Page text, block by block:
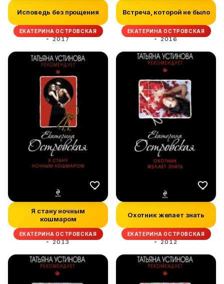
Исповедь без прощения
ЕКАТЕРИНА ОСТРОВСКАЯ
2017
Встреча, которой не было
ЕКАТЕРИНА ОСТРОВСКАЯ
2016
Я стану ночным
кошмаром
ЕКАТЕРИНА ОСТРОВСКАЯ
2013
Охотник желает знать
ЕКАТЕРИНА ОСТРОВСКАЯ
2012